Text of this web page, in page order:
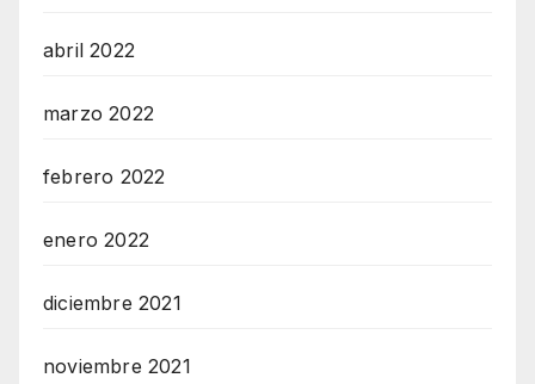
abril 2022
marzo 2022
febrero 2022
enero 2022
diciembre 2021
noviembre 2021